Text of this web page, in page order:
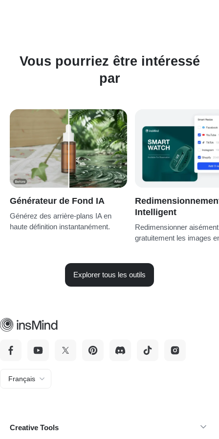
Vous pourriez être intéressé
par
Générateur de Fond IA
Générez des arrière-plans IA en
haute définition instantanément.
Intelligent
Redimensionner
gratuitement les images
Explorer tous les outils
Français
Creative Tools